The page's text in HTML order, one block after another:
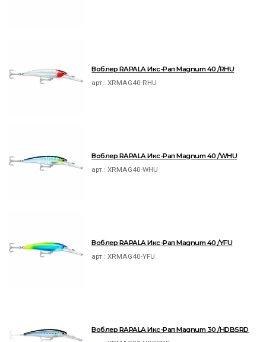
Воблер RAPALA Икс-Рап Magnum 40 /RHU
арт.:XRMAG40-RHU
Воблер RAPALA Икс-Рап Magnum 40 /WHU
арт.:XRMAG40-WHU
Воблер RAPALA Икс-Рап Magnum 40 /YFU
арт.:XRMAG40-YFU
Воблер RAPALA Икс-Рап Magnum 30 /HDBSRD